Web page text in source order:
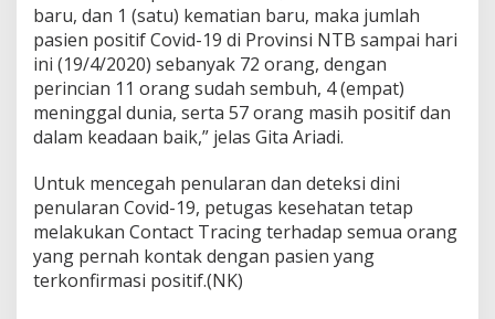
baru, dan 1 (satu) kematian baru, maka jumlah
pasien positif Covid-19 di Provinsi NTB sampai hari
ini (19/4/2020) sebanyak 72 orang, dengan
perincian 11 orang sudah sembuh, 4 (empat)
meninggal dunia, serta 57 orang masih positif dan
dalam keadaan baik,” jelas Gita Ariadi.
Untuk mencegah penularan dan deteksi dini
penularan Covid-19, petugas kesehatan tetap
melakukan Contact Tracing terhadap semua orang
yang pernah kontak dengan pasien yang
terkonfirmasi positif.(NK)